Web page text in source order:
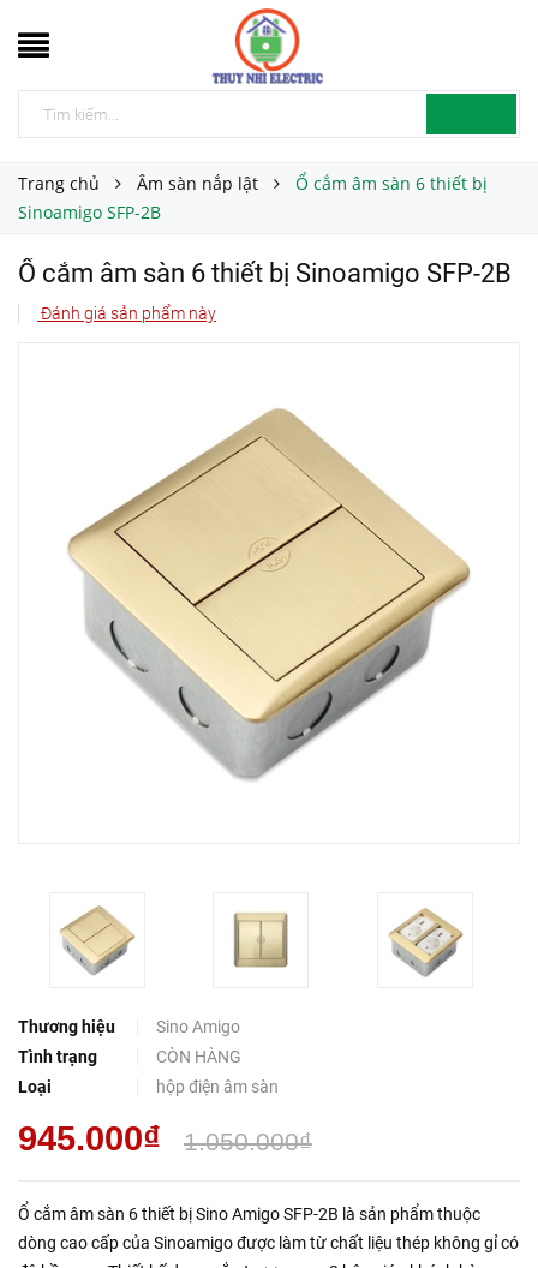
Trang chủ Âm sàn nắp lật
Ổ cắm âm sàn 6 thiết bị
Sinoamigo SFP-2B
Ổ cắm âm sàn 6 thiết bị Sinoamigo SFP-2B
Đánh giá sản phẩm này
Thương hiệu
Sino Amigo
Tình trạng
CÒN HÀNG
Loại
hộp điện âm sàn
945.000₫ 1.050.000₫
Ổ cắm âm sàn 6 thiết bị Sino Amigo SFP-2B là sản phẩm thuộc
dòng cao cấp của Sinoamigo được làm từ chất liệu thép không gỉ có